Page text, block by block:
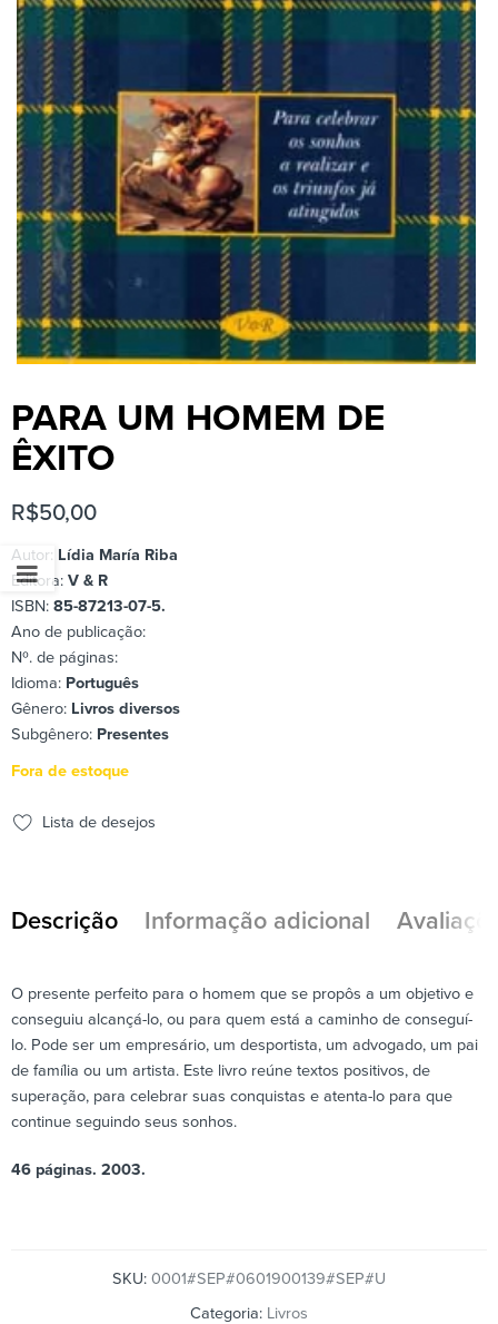
PARA UM HOMEM DE
ÊXITO
R$50,00
Autor: Lídia María Riba
Editora: V & R
ISBN: 85-87213-07-5.
Ano de publicação:
Nº. de páginas:
Idioma: Português
Gênero: Livros diversos
Subgênero: Presentes
Fora de estoque
Lista de desejos
Descrição Informação adicional
O presente perfeito para o homem que se propôs a um objetivo e
conseguiu alcançá-lo, ou para quem está a caminho de conseguí-
lo. Pode ser um empresário, um desportista, um advogado, um pai
de família ou um artista. Este livro reúne textos positivos, de
superação, para celebrar suas conquistas e atenta-lo para que
continue seguindo seus sonhos.
46 páginas. 2003.
SKU: 0001#SEP#0601900139#SEP#U
Categoria: Livros